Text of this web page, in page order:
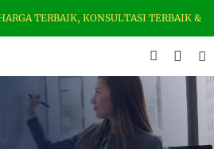
KONSULTASI TERBAIK &